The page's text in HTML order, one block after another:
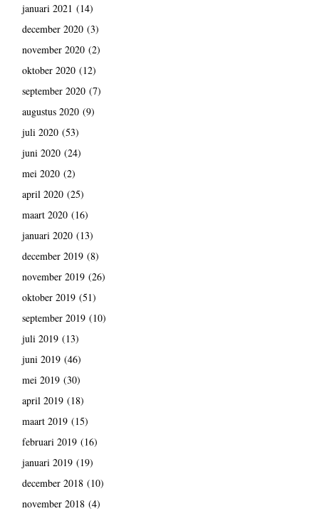
januari 2021 (14)
december 2020(3)
november 2020(2)
oktober 2020(12)
september 2020(7)
augustus 2020(9)
juli 2020(53)
juni 2020(24)
mei 2020(2)
april 2020(25)
maart 2020(16)
januari 2020(13)
december 2019(8)
november 2019(26)
oktober 2019(51)
september 2019(10)
juli 2019(13)
juni 2019(46)
mei 2019(30)
april 2019(18)
maart 2019(15)
februari 2019(16)
januari 2019(19)
december 2018(10)
november 2018(4)